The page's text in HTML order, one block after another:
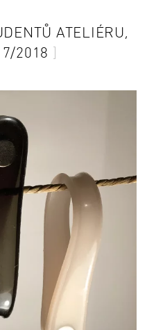
ATELIÉRU,
2018